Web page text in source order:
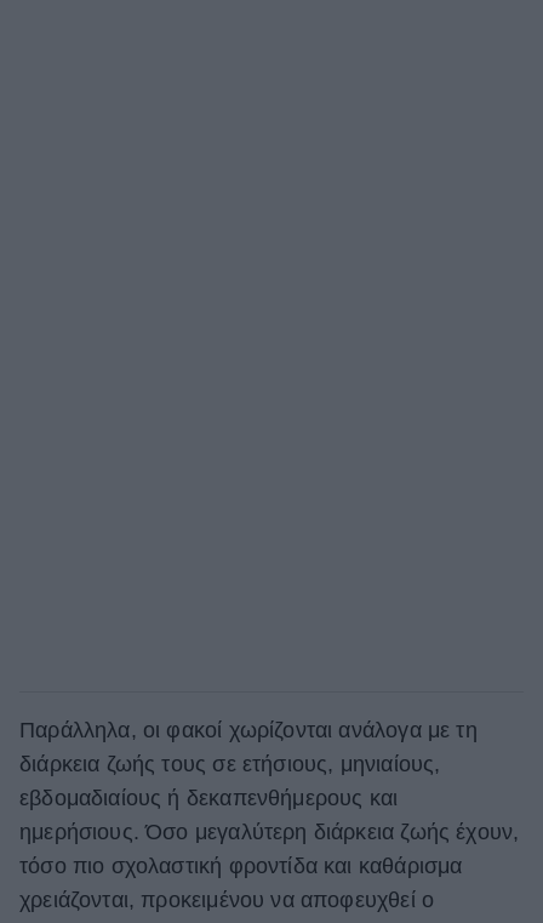
Παράλληλα, οι φακοί χωρίζονται ανάλογα με τη
διάρκεια ζωής τους σε ετήσιους, μηνιαίους,
εβδομαδιαίους ή δεκαπενθήμερους και
ημερήσιους. Όσο μεγαλύτερη διάρκεια ζωής έχουν,
τόσο πιο σχολαστική φροντίδα και καθάρισμα
χρειάζονται, προκειμένου να αποφευχθεί ο